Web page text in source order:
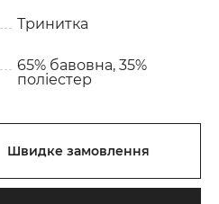
Тринитка
65% бавовна, 35%
поліестер
Швидке замовлення